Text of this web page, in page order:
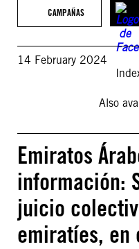
CAMPAÑAS
14 February 2024
Also
Emiratos
información:
juicio
emiratíes, en